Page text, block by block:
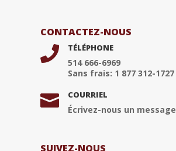
CONTACTEZ-NOUS
 TÉLÉPHONE
514 666-6969
Sans frais: 1 877 312-1727
 COURRIEL
Écrivez-nous un message
SUIVEZ-NOUS